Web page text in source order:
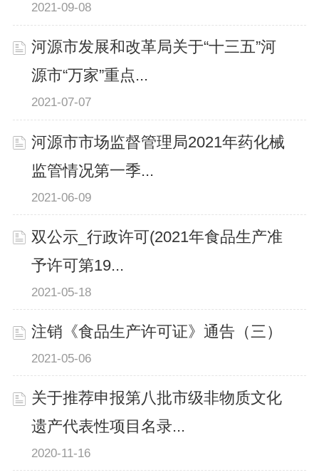
2021-09-08
河源市发展和改革局关于“十三五”河
源市“万家”重点...
2021-07-07
河源市市场监督管理局2021年药化械
监管情况第一季...
2021-06-09
双公示_行政许可(2021年食品生产准
予许可第19...
2021-05-18
注销《食品生产许可证》通告（三）
2021-05-06
关于推荐申报第八批市级非物质文化
遗产代表性项目名录...
2020-11-16